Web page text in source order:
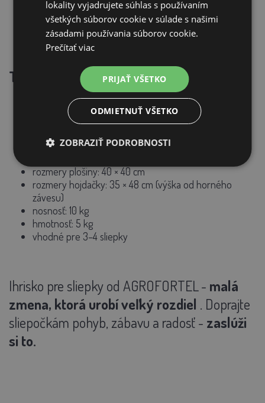
Technické parametre
materiál: masívne jedľové drevo
farba: žlto-oranžová
celkové rozmery: 100 × 110 × 70 cm
priemer bidielka: 1,8 cm
rozmery plošiny: 40 × 40 cm
rozmery hojdačky: 35 × 48 cm (výška od horného
závesu)
nosnosť: 10 kg
hmotnosť: 5 kg
vhodné pre 3–4 sliepky
Ihrisko pre sliepky od AGROFORTEL- malá
zmena, ktorá urobí veľký rozdiel . Doprajte
sliepočkám pohyb, zábavu a radosť - zaslúži
si to.
lokality vyjadrujete súhlas s používaním
všetkých súborov cookie v súlade s našimi
zásadami používania súborov cookie.
Prečítať viac
PRIJAŤ VŠETKO
ODMIETNUŤ VŠETKO
ZOBRAZIŤ PODROBNOSTI